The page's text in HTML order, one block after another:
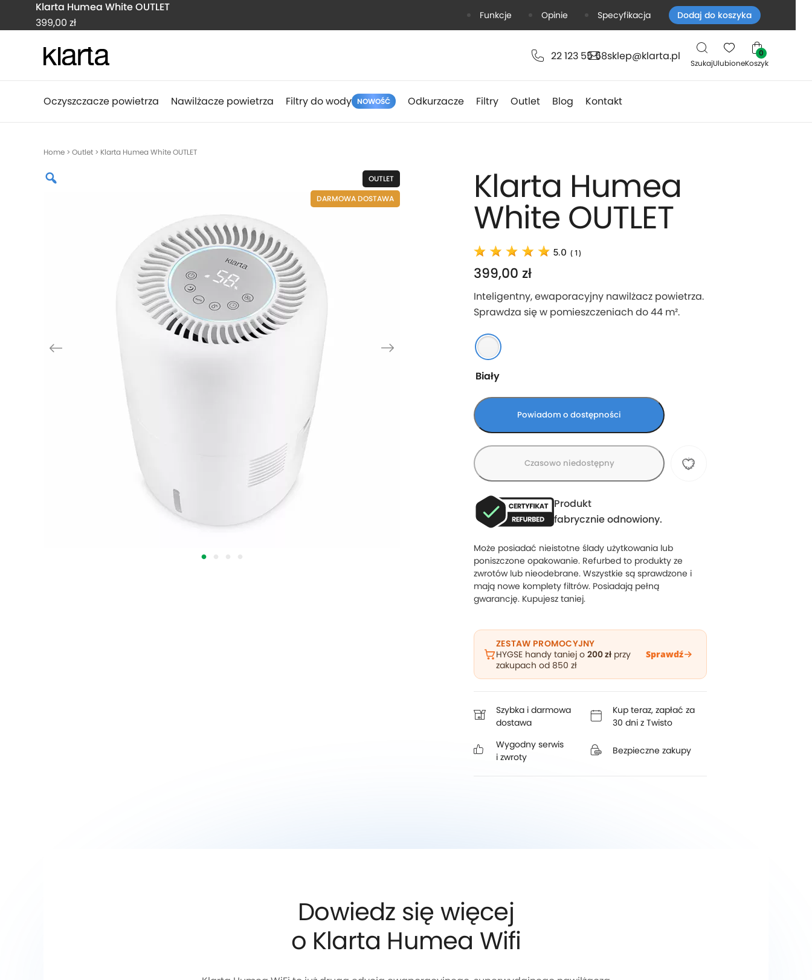
Klarta Humea White OUTLET
399,00 zł
Funkcje Opinie Specyfikacja Dodaj do koszyka
Oczyszczacze powietrza Nawilżacze powietrza Filtry do wody NOWOŚĆ Odkurzacze Filtry Outlet Blog Kontakt
22 123 55 58sklep@klarta.pl
SzukajUlubioneKoszyk
0
Home > Outlet > Klarta Humea White OUTLET
OUTLET
DARMOWA DOSTAWA
Klarta Humea
White OUTLET
5.0 ( 1 )
399,00 zł
Inteligentny, ewaporacyjny nawilżacz powietrza.
Sprawdza się w pomieszczeniach do 44 m².
Biały
Powiadom o dostępności
Czasowo niedostępny
Produkt
fabrycznie odnowiony.
Może posiadać nieistotne ślady użytkowania lub
poniszczone opakowanie. Refurbed to produkty ze
zwrotów lub nieodebrane. Wszystkie są sprawdzone i
mają nowe komplety filtrów. Posiadają pełną
gwarancję. Kupujesz taniej.
ZESTAW PROMOCYJNY
HYGSE handy taniej o 200 zł przy
zakupach od 850 zł
Sprawdź
Szybka i darmowa
dostawa
Kup teraz, zapłać za
30 dni z Twisto
Wygodny serwis
i zwroty
Bezpieczne zakupy
Dowiedz się więcej
o Klarta Humea Wifi